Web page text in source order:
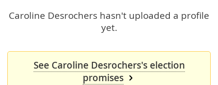
Caroline Desrochers hasn't uploaded a profile
yet.
See Caroline Desrochers's election
promises